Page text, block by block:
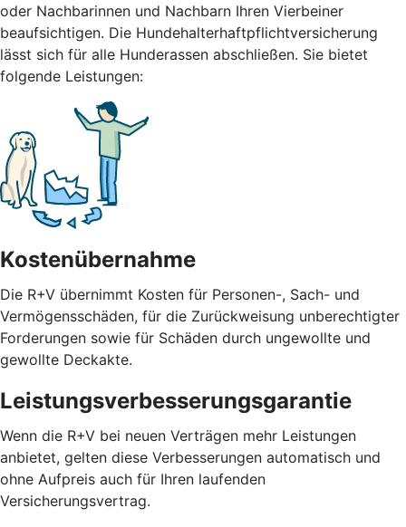
oder Nachbarinnen und Nachbarn Ihren Vierbeiner
beaufsichtigen. Die Hundehalterhaftpflichtversicherung
lässt sich für alle Hunderassen abschließen. Sie bietet
folgende Leistungen:
Kostenübernahme
Die R+V übernimmt Kosten für Personen-, Sach- und
Vermögensschäden, für die Zurückweisung unberechtigter
Forderungen sowie für Schäden durch ungewollte und
gewollte Deckakte.
Leistungsverbesserungsgarantie
Wenn die R+V bei neuen Verträgen mehr Leistungen
anbietet, gelten diese Verbesserungen automatisch und
ohne Aufpreis auch für Ihren laufenden
Versicherungsvertrag.